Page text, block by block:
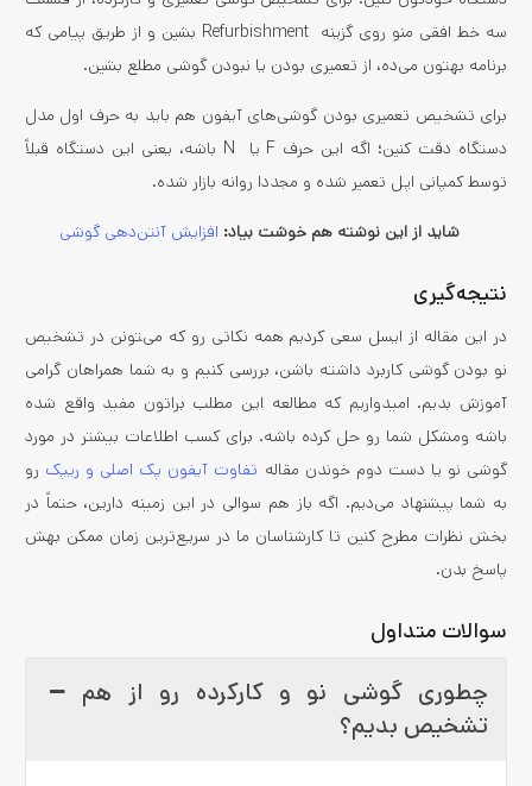
سه خط افقی منو روی گزینه Refurbishment بشین و از طریق پیامی که
برنامه بهتون می‌ده، از تعمیری بودن یا نبودن گوشی مطلع بشین.
برای تشخیص تعمیری بودن گوشی‌های آیفون هم باید به حرف اول مدل
دستگاه دقت کنین؛ اگه این حرف F یا N باشه، یعنی این دستگاه قبلاً
توسط کمپانی اپل تعمیر شده و مجددا روانه بازار شده.
شاید از این نوشته‌ هم خوشت بیاد: افزایش آنتن‌دهی گوشی
نتیجه‌گیری
در این مقاله از ایسل سعی کردیم همه نکاتی رو که می‌‍تونن در تشخیص
نو بودن گوشی کاربرد داشته باشن، بررسی کنیم و به شما همراهان گرامی
آموزش بدیم. امیدواریم که مطالعه این مطلب براتون مفید واقع شده
باشه ومشکل شما رو حل کرده باشه. برای کسب اطلاعات بیشتر در مورد
گوشی نو یا دست دوم خوندن مقاله تفاوت آیفون پک اصلی و ریپک رو
به شما پیشنهاد می‌دیم. اگه باز هم سوالی در این زمینه دارین، حتماً در
بخش نظرات مطرح کنین تا کارشناسان ما در سریع‌ترین زمان ممکن بهش
پاسخ بدن.
سوالات متداول
چطوری گوشی نو و کارکرده رو از هم
تشخیص بدیم؟